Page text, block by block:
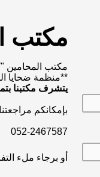
مكتب
مكتب المحامين
**منظمة ضحايا
يتشرف مكتبنا
بإمكانكم
052-2467587
أو برجاء ملء